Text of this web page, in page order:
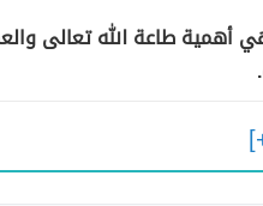
أهمية طاعة الله تعالى